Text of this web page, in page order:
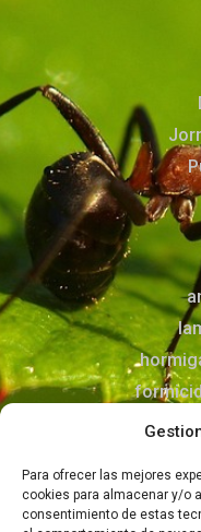
Para ofrecer las mejores
cookies para almacenar y/o
consentimiento de estas
Puedes